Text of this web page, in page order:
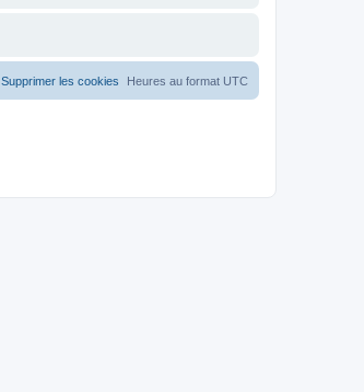
Heures au format UTC
Supprimer les cookies